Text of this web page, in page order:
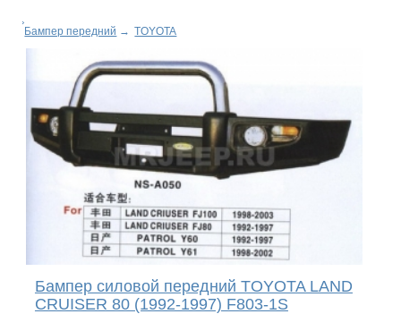
Бампер передний → TOYOTA
Бампер силовой передний TOYOTA LAND
CRUISER 80 (1992-1997) F803-1S